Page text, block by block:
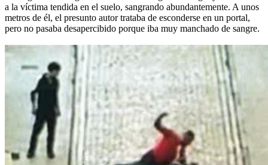
a la víctima tendida en el suelo, sangrando abundantemente. A unos
metros de él, el presunto autor trataba de esconderse en un portal,
pero no pasaba desapercibido porque iba muy manchado de sangre.